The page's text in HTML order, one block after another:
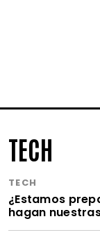
TECH
TECH
¿Estamos
hagan